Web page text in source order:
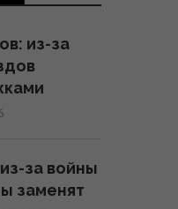
из-за
за войны
заменят